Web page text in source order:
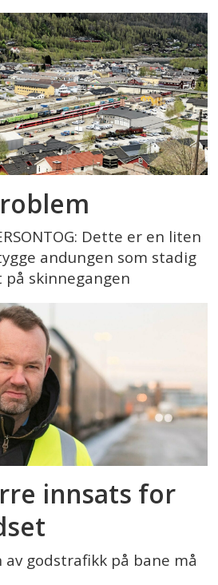
Dette er en liten
andungen som stadig
skinnegangen
innsats for
godstrafikk på bane må